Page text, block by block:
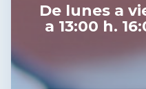
De lunes a
a 13:00 h.